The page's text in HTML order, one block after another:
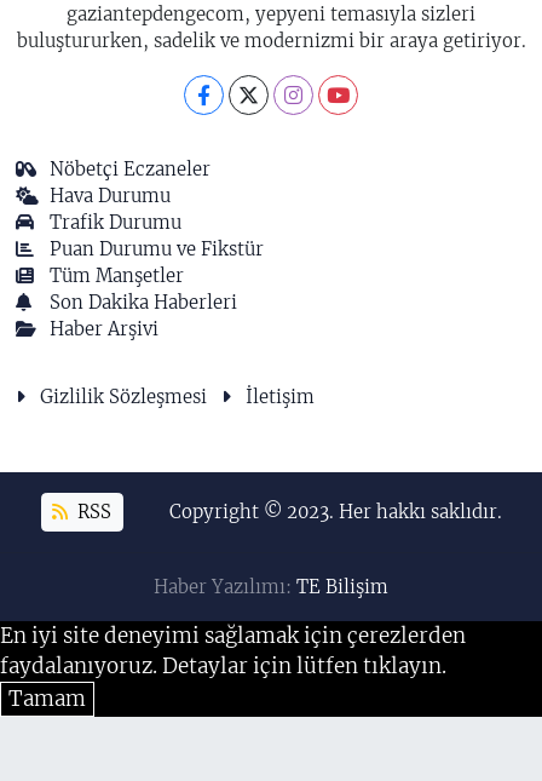
gaziantepdengecom, yepyeni temasıyla sizleri
buluştururken, sadelik ve modernizmi bir araya getiriyor.
Nöbetçi Eczaneler
Hava Durumu
Trafik Durumu
Puan Durumu ve Fikstür
Tüm Manşetler
Son Dakika Haberleri
Haber Arşivi
Gizlilik Sözleşmesi İletişim
RSS Copyright © 2023. Her hakkı saklıdır.
Haber Yazılımı: TE Bilişim
En iyi site deneyimi sağlamak için çerezlerden
faydalanıyoruz. Detaylar için lütfen tıklayın.
Tamam